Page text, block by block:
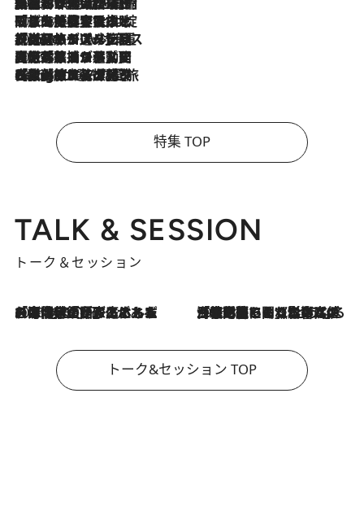
2026.8.6
「旅先には金髪ウィッグを持参」日本と同じメイクでは損してる!? 美容ジャーナリストが提案する“掟破りの旅美容”とは
2026.8.6
【厳選旅コスメ】「身軽さ＆UV対策重視！」ヘアアーティストshucoが選んだ夏旅ベストコスメを発表【Mサイズジップ】
2026.8.5
【厳選旅コスメ】国内をあちこち移動する河井菜摘が選んだ夏旅ベストコスメ発表！「リラックスアイテムはマスト」【Mサイズジップ】
2026.8.4
【厳選旅コスメ】「紫外線＆乾燥対策しながらメイク感も！」ヘア＆メイクGeorgeが選んだ夏旅ベストコスメを発表！【Mサイズジップ】
特集 TOP
TALK & SESSION
トーク＆セッション
2026.8.3
「今後値上げがあるとすれば…」「リスクがあるのは今年の冬」エネルギー専門家が語る、ホルムズ海峡封鎖が家庭にもたらす“ある心配” 2026.8.3
「住宅建てられない…」「サーチャージ料の高値が続いている」ホルムズ海峡封鎖による影響はいつまで続く？《エネルギー専門家に聞く“どうなる日本の暮らし”》
トーク&セッション TOP